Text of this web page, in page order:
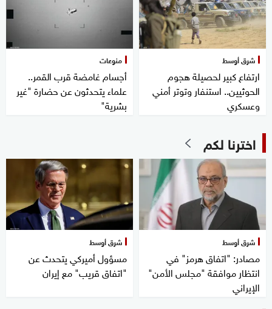
شرق أوسط
ارتفاع كبير لحصيلة هجوم
الحوثيين.. استنفار وتوتر أمني
وعسكري
منوعات
أجسام غامضة قرب القمر..
علماء يتحدثون عن حضارة "غير
بشرية"
اخترنا لكم
شرق أوسط
مصادر: "اتفاق هرمز" في
انتظار موافقة "مجلس الأمن"
الإيراني
شرق أوسط
مسؤول أميركي يتحدث عن
"اتفاق قريب" مع إيران